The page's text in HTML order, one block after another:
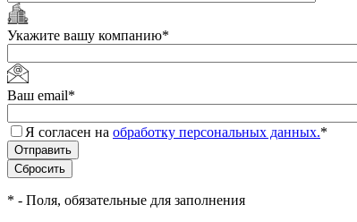
Укажите вашу компанию*
Ваш email*
Я согласен на обработку персональных данных.*
* - Поля, обязательные для заполнения